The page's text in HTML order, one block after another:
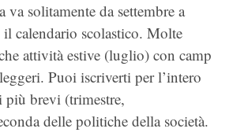
va solitamente da settembre a
calendario scolastico. Molte
attività estive (luglio) con camp
Puoi iscriverti per l’intero
brevi (trimestre,
delle politiche della società.